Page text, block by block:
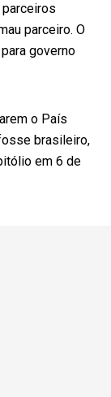
parceiro. O
governo
o País
brasileiro,
em 6 de